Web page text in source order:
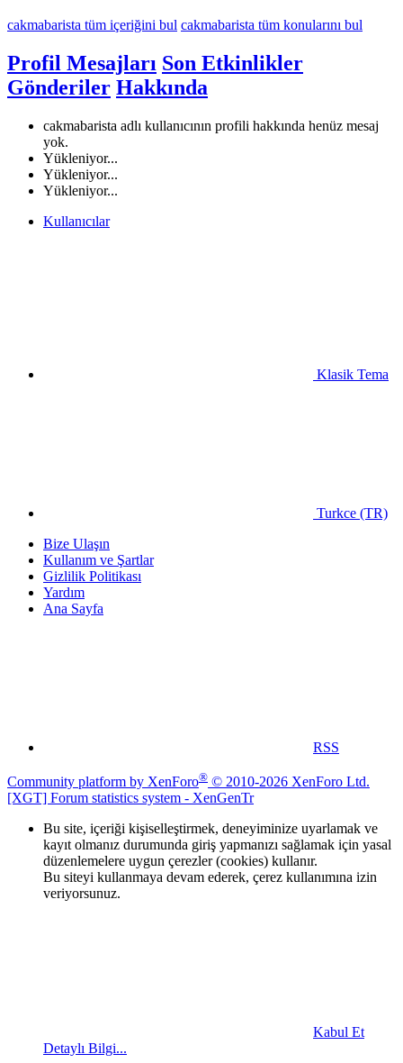
cakmabarista tüm içeriğini bul cakmabarista tüm konularını bul
Profil Mesajları Son Etkinlikler
Gönderiler Hakkında
cakmabarista adlı kullanıcının profili hakkında henüz mesaj
yok.
Yükleniyor...
Yükleniyor...
Yükleniyor...
Kullanıcılar
Klasik Tema
Turkce (TR)
Bize Ulaşın
Kullanım ve Şartlar
Gizlilik Politikası
Yardım
Ana Sayfa
RSS
Community platform by XenForo® © 2010-2026 XenForo Ltd.
[XGT] Forum statistics system - XenGenTr
Bu site, içeriği kişiselleştirmek, deneyiminize uyarlamak ve
kayıt olmanız durumunda giriş yapmanızı sağlamak için yasal
düzenlemelere uygun çerezler (cookies) kullanır.
Bu siteyi kullanmaya devam ederek, çerez kullanımına izin
veriyorsunuz.
Kabul Et
Detaylı Bilgi...